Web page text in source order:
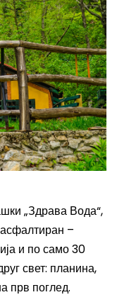
„Здрава Вода“,
–
и по само 30
свет: планина,
прв поглед.